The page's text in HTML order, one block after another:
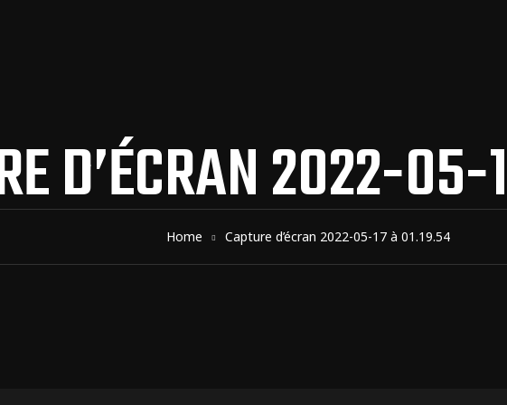
D’ÉCRAN 2022-
Home Capture d’écran 2022-05-17 à 01.19.54